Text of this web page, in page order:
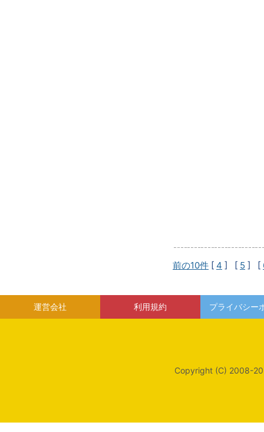
前の10件 [ 4 ] [ 5 ] [
運営会社 利用規約 プライバシー
Copyright (C) 2008-